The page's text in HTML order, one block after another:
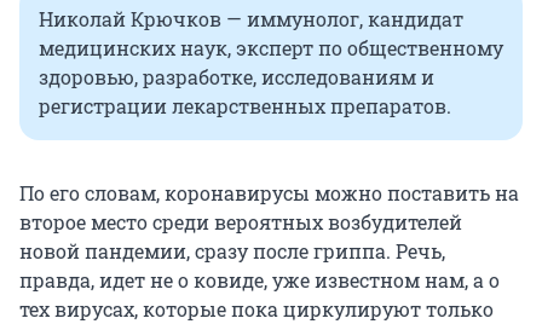
Николай Крючков — иммунолог, кандидат
медицинских наук, эксперт по общественному
здоровью, разработке, исследованиям и
регистрации лекарственных препаратов.
По его словам, коронавирусы можно поставить на
второе место среди вероятных возбудителей
новой пандемии, сразу после гриппа. Речь,
правда, идет не о ковиде, уже известном нам, а о
тех вирусах, которые пока циркулируют только